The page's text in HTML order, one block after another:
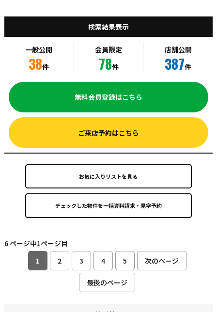
検索結果表示
一般公開
38件
会員限定
78件
店舗公開
387件
無料会員登録はこちら
ご来店予約はこちら
お気に入りリストを見る
6 ページ中1ページ目
1
2 3 4 5 次のページ
最後のページ